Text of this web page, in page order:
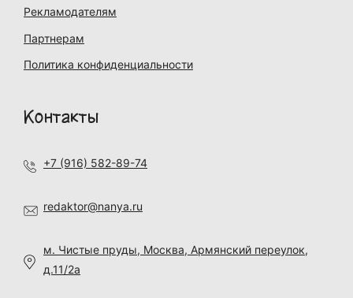
Рекламодателям
Партнерам
Политика конфиденциальности
Контакты
+7 (916) 582-89-74
redaktor@nanya.ru
м. Чистые пруды, Москва, Армянский переулок,
д.11/2а